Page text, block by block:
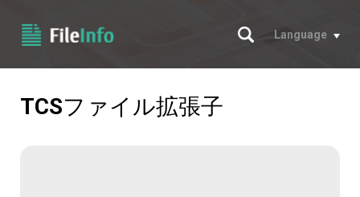
サーチ
Language
TCSファイル拡張子